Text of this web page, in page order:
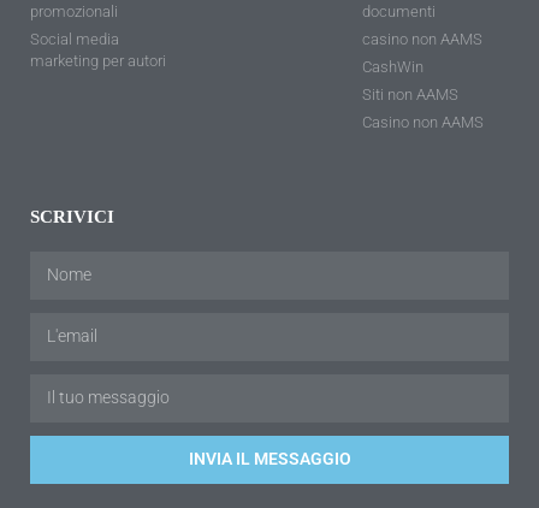
promozionali
Social media
marketing per autori
documenti
casino non AAMS
CashWin
Siti non AAMS
Casino non AAMS
SCRIVICI
INVIA IL MESSAGGIO